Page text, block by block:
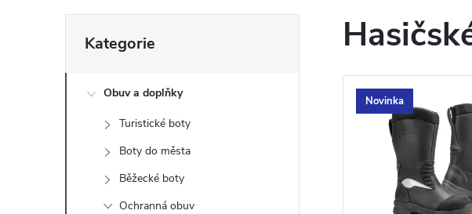
o
kategorie
Kategorie
Obuv a doplňky
Turistické boty
Boty do města
Běžecké boty
Ochranná obuv
VNovinka